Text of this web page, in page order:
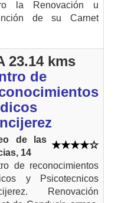
la Renovación u
de su Carnet
23.14 kms
de
de las
14
de reconocimientos
y Psicotecnicos
Renovación